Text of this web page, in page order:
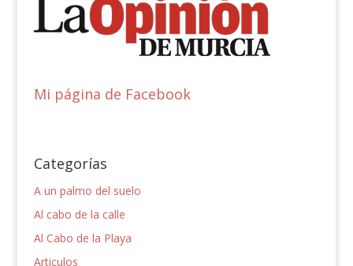
Mi página de Facebook
Categorías
A un palmo del suelo
Al cabo de la calle
Al Cabo de la Playa
Articulos